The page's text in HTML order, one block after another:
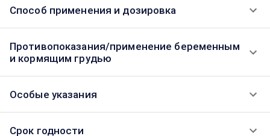
Способ применения и дозировка
Противопоказания/применение беременным
и кормящим грудью
Особые указания
Срок годности